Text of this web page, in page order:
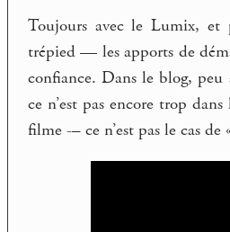
Toujours avec le Lumix, et
trépied — les apports de
confiance. Dans le blog,
ce n’est pas encore trop
filme -– ce n’est pas le cas de